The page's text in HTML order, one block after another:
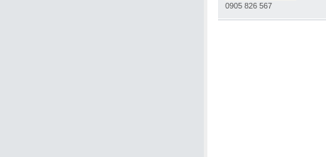
0905 826 567